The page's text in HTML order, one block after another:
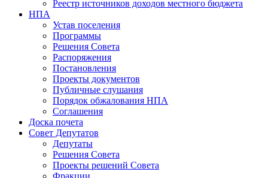
Реестр источников доходов местного бюджета
НПА
Устав поселения
Программы
Решения Совета
Распоряжения
Постановления
Проекты документов
Публичные слушания
Порядок обжалования НПА
Соглашения
Доска почета
Совет Депутатов
Депутаты
Решения Совета
Проекты решений Совета
Фракции